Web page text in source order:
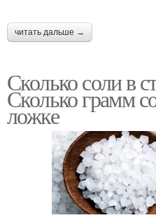
читать дальше →
Сколько соли в
Сколько грамм
ложке